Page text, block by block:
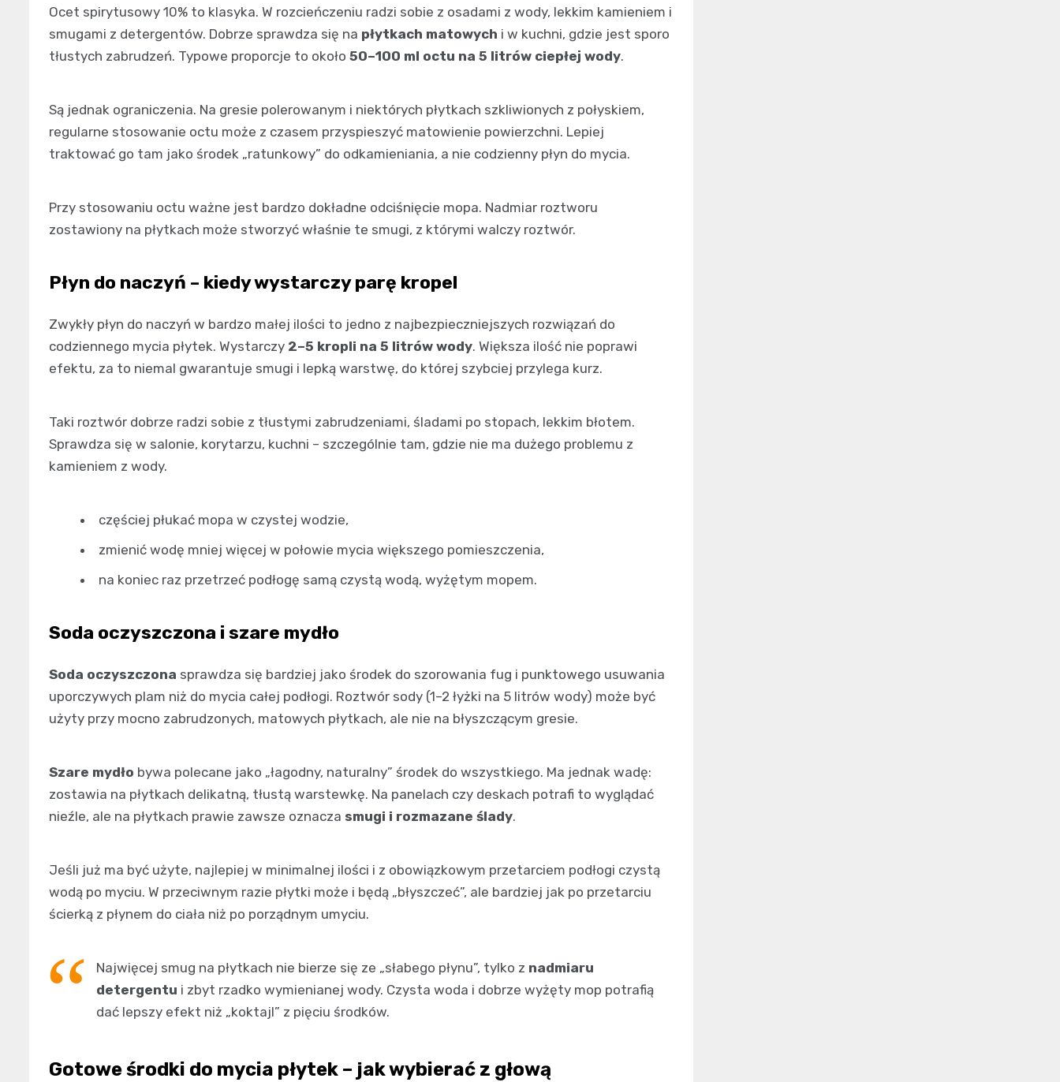
Ocet spirytusowy 10% to klasyka. W rozcieńczeniu radzi sobie z osadami z wody, lekkim kamieniem i
smugami z detergentów. Dobrze sprawdza się na płytkach matowych i w kuchni, gdzie jest sporo
tłustych zabrudzeń. Typowe proporcje to około 50–100 ml octu na 5 litrów ciepłej wody.
Są jednak ograniczenia. Na gresie polerowanym i niektórych płytkach szkliwionych z połyskiem,
regularne stosowanie octu może z czasem przyspieszyć matowienie powierzchni. Lepiej
traktować go tam jako środek „ratunkowy” do odkamieniania, a nie codzienny płyn do mycia.
Przy stosowaniu octu ważne jest bardzo dokładne odciśnięcie mopa. Nadmiar roztworu
zostawiony na płytkach może stworzyć właśnie te smugi, z którymi walczy roztwór.
Płyn do naczyń – kiedy wystarczy parę kropel
Zwykły płyn do naczyń w bardzo małej ilości to jedno z najbezpieczniejszych rozwiązań do
codziennego mycia płytek. Wystarczy 2–5 kropli na 5 litrów wody. Większa ilość nie poprawi
efektu, za to niemal gwarantuje smugi i lepką warstwę, do której szybciej przylega kurz.
Taki roztwór dobrze radzi sobie z tłustymi zabrudzeniami, śladami po stopach, lekkim błotem.
Sprawdza się w salonie, korytarzu, kuchni – szczególnie tam, gdzie nie ma dużego problemu z
kamieniem z wody.
częściej płukać mopa w czystej wodzie,
zmienić wodę mniej więcej w połowie mycia większego pomieszczenia,
na koniec raz przetrzeć podłogę samą czystą wodą, wyżętym mopem.
Soda oczyszczona i szare mydło
Soda oczyszczona sprawdza się bardziej jako środek do szorowania fug i punktowego usuwania
uporczywych plam niż do mycia całej podłogi. Roztwór sody (1–2 łyżki na 5 litrów wody) może być
użyty przy mocno zabrudzonych, matowych płytkach, ale nie na błyszczącym gresie.
Szare mydło bywa polecane jako „łagodny, naturalny” środek do wszystkiego. Ma jednak wadę:
zostawia na płytkach delikatną, tłustą warstewkę. Na panelach czy deskach potrafi to wyglądać
nieźle, ale na płytkach prawie zawsze oznacza smugi i rozmazane ślady.
Jeśli już ma być użyte, najlepiej w minimalnej ilości i z obowiązkowym przetarciem podłogi czystą
wodą po myciu. W przeciwnym razie płytki może i będą „błyszczeć”, ale bardziej jak po przetarciu
ścierką z płynem do ciała niż po porządnym umyciu.
Najwięcej smug na płytkach nie bierze się ze „słabego płynu”, tylko z nadmiaru
detergentu i zbyt rzadko wymienianej wody. Czysta woda i dobrze wyżęty mop potrafią
dać lepszy efekt niż „koktajl” z pięciu środków.
Gotowe środki do mycia płytek – jak wybierać z głową